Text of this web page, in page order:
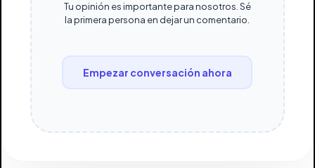
Tu opinión es importante para nosotros. Sé
la primera persona en dejar un comentario.
Empezar conversación ahora